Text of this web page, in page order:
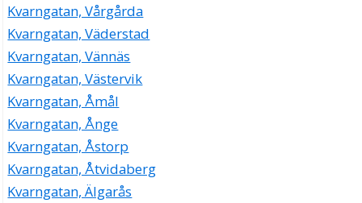
Kvarngatan, Vårgårda
Kvarngatan, Väderstad
Kvarngatan, Vännäs
Kvarngatan, Västervik
Kvarngatan, Åmål
Kvarngatan, Ånge
Kvarngatan, Åstorp
Kvarngatan, Åtvidaberg
Kvarngatan, Älgarås